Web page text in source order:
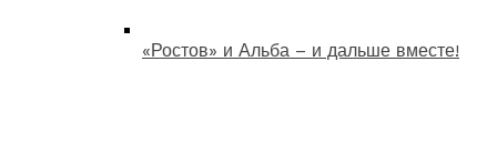
«Ростов» и Альба – и дальше вместе!